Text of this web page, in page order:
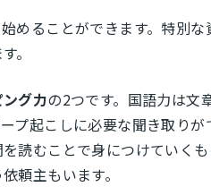
めることができます。特別
。
グ力の2つです。国語力は文
プ起こしに必要な聞き取り
読むことで身につけていく
頼主もいます。